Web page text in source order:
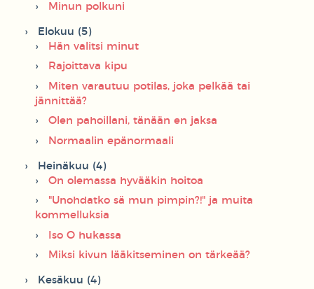
Minun polkuni
Elokuu (5)
Hän valitsi minut
Rajoittava kipu
Miten varautuu potilas, joka pelkää tai
jännittää?
Olen pahoillani, tänään en jaksa
Normaalin epänormaali
Heinäkuu (4)
On olemassa hyvääkin hoitoa
"Unohdatko sä mun pimpin?!" ja muita
kommelluksia
Iso O hukassa
Miksi kivun lääkitseminen on tärkeää?
Kesäkuu (4)